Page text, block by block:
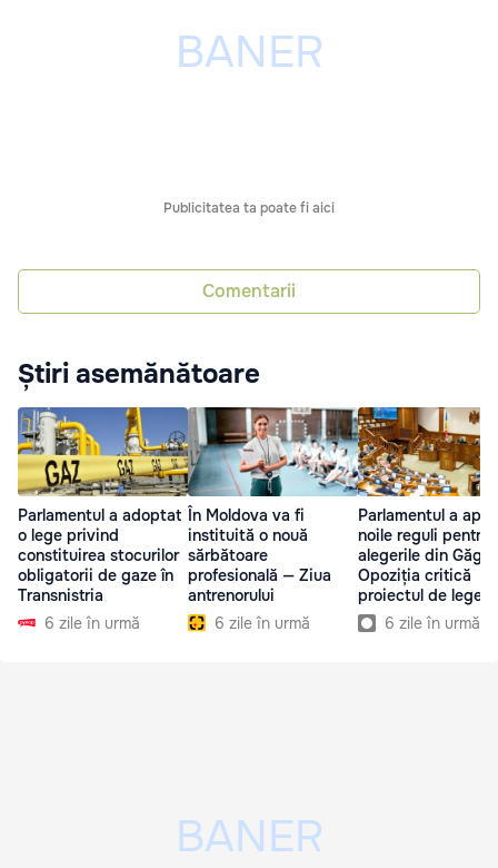
Publicitatea ta poate fi aici
Comentarii
Știri asemănătoare
Parlamentul a adoptat
o lege privind
constituirea stocurilor
obligatorii de gaze în
Transnistria
6 zile în urmă
În Moldova va fi
instituită o nouă
sărbătoare
profesională — Ziua
antrenorului
6 zile în urmă
Parlamentul a
noile reguli pentru
alegerile din
Opoziția critică
proiectul de lege
6 zile în urmă